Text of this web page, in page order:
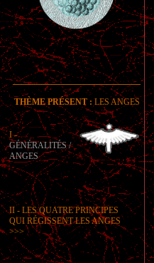
______________________________
THÈME PRÉSENT : LES ANGES
I -
GÉNÉRALITÉS /
ANGES
II - LES QUATRE PRINCIPES
QUI RÉGISSENT LES ANGES
>>>